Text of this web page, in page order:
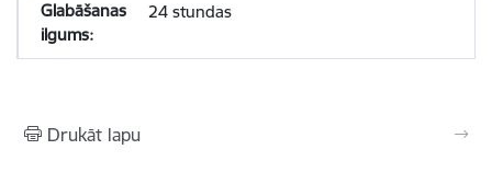
24 stundas
Drukāt lapu